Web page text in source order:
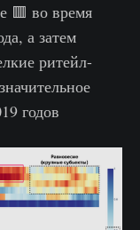
🟥 во время
а затем
ритейл-
годов